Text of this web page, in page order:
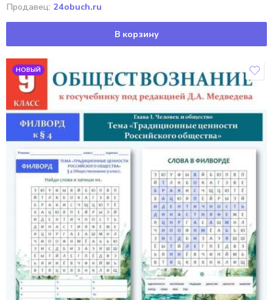
Продавец: 24obuch.ru
В корзину
НОВЫЙ